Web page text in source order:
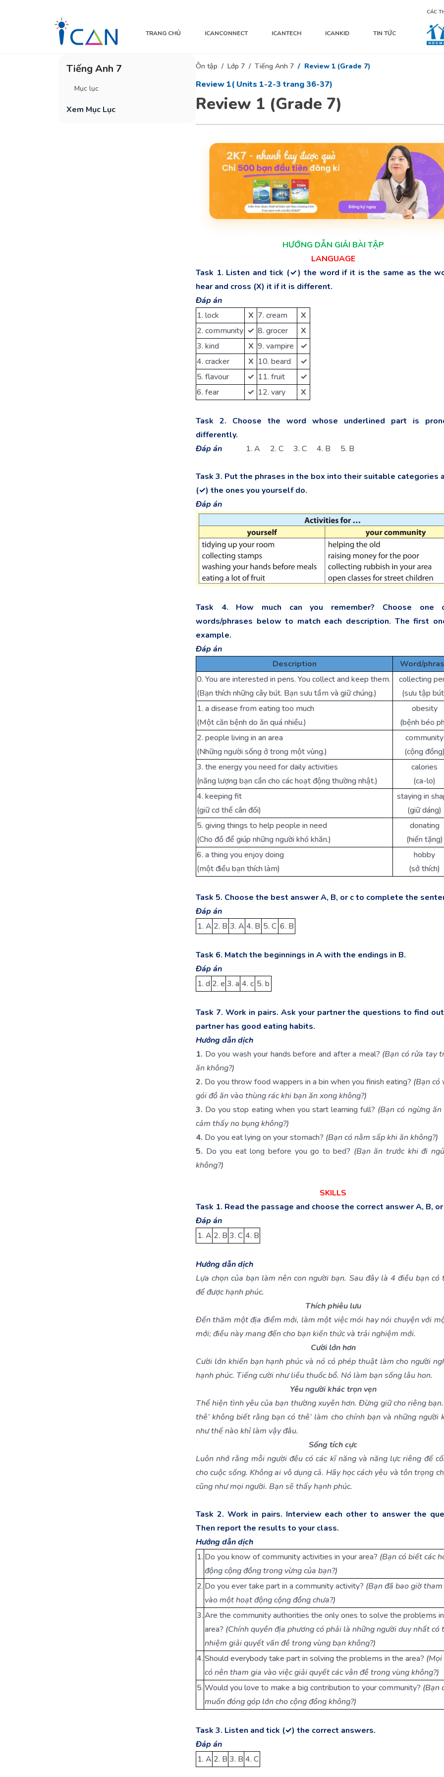
TRANG CHỦ ICANCONNECT ICANTECH ICANKID TIN TỨC
CÁC
Tiếng Anh 7
Mục lục
Xem Mục Lục
Ôn tập Lớp 7 Tiếng Anh 7 Review 1 (Grade 7)
Review 1( Units 1-2-3 trang 36-37)
Review 1 (Grade 7)
HƯỚNG DẪN GIẢI BÀI TẬP
LANGUAGE
Task 1. Listen and tick (✓) the word if it is the same as the
hear and cross (X) it if it is different.
Đáp án
1. lock
X 7. cream
X
2. community ✓ 8. grocer
X
3. kind
X 9. vampire
✓
4. cracker
X 10. beard
✓
5. flavour
✓ 11. fruit
✓
6. fear
✓ 12. vary X
Task 2. Choose the word whose underlined part is
differently.
Đáp án 1. A 2. C 3. C 4. B 5. B
Task 3. Put the phrases in the box into their suitable categories
(✓) the ones you yourself do.
Đáp án
Task 4. How much can you remember? Choose one
words/phrases below to match each description. The first
example.
Đáp án
Description
Word/
0. You are interested in pens. You collect and keep them.
(Bạn thích những cây bút. Bạn sưu tầm và giữ chúng.)
collecting
(sưu tập
1. a disease from eating too much
(Một căn bệnh do ăn quá nhiều.)
obesity
(bệnh béo
2. people living in an area
(Những người sống ở trong một vùng.)
community
(cộng đồng)
3. the energy you need for daily activities
(năng lượng bạn cần cho các hoạt động thường nhật.)
calories
(ca-lo)
4. keeping fit
(giữ cơ thể cân đối)
staying in
(giữ dáng)
5. giving things to help people in need
(Cho đồ để giúp những người khó khăn.)
donating
(hiến tặng)
6. a thing you enjoy doing
(một điều bạn thích làm)
hobby
(sở thích)
Task 5. Choose the best answer A, B, or c to complete the
Đáp án
1. A 2. B 3. A 4. B 5. C 6. B
Task 6. Match the beginnings in A with the endings in B.
Đáp án
1. d 2. e 3. a 4. c 5. b
Task 7. Work in pairs. Ask your partner the questions to find
partner has good eating habits.
Hướng dẫn dịch
1. Do you wash your hands before and after a meal? (Bạn có rửa tay
ăn không?)
2. Do you throw food wappers in a bin when you finish eating? (Bạn có
gói đồ ăn vào thùng rác khi bạn ăn xong không?)
3. Do you stop eating when you start learning full? (Bạn có ngừng
cảm thấy no bụng không?)
4. Do you eat lying on your stomach? (Bạn có nằm sấp khi ăn không?)
5. Do you eat long before you go to bed? (Bạn ăn trước khi đi
không?)
SKILLS
Task 1. Read the passage and choose the correct answer A, B, or
Đáp án
1. A 2. B 3. C 4. B
Hướng dẫn dịch
Lựa chọn của bạn làm nên con người bạn. Sau đây là 4 điều bạn có
để được hạnh phúc.
Thích phiêu lưu
Đến thăm một địa điểm mới, làm một việc mói hay nói chuyện với
mới; điều này mang đến cho bạn kiến thức và trải nghiệm mới.
Cười lớn hơn
Cười lớn khiến bạn hạnh phúc và nó có phép thuật làm cho người
hạnh phúc. Tiếng cười như liều thuốc bổ. Nó làm bạn sống lâu hon.
Yêu người khác trọn vẹn
Thể hiện tình yêu của bạn thường xuyên hơn. Đừng giữ cho riêng
thê’ không biết rằng bạn có thê’ làm cho chính bạn và những người
như thế nào khỉ làm vậy đâu.
Sống tích cực
Luôn nhớ rằng mỗi người đều có các kĩ năng và năng lực riêng đế
cho cuộc sống. Không ai vô dụng cả. Hãy học cách yêu và tôn trọng
cũng như mọi người. Bạn sẽ thấy hạnh phúc.
Task 2. Work in pairs. Interview each other to answer the
Then report the results to your class.
Hướng dẫn dịch
1. Do you know of community activities in your area? (Bạn có biết các
động cộng đồng trong vừng của bạn?)
2. Do you ever take part in a community activity? (Bạn đã bao giờ
vào một hoạt động cộng đồng chưa?)
3.Are the community authorities the only ones to solve the problems
area? (Chính quyền địa phương có phải là những người duy nhất có
nhiệm giải quyết vãn đề trong vùng bạn không?)
4.Should everybody take part in solving the problems in the area?
có nên tham gia vào việc giải quyết các vân đề trong vùng không?)
5.Would you love to make a big contribution to your community? (Bạn
muốn đóng góp lớn cho cộng đồng không?)
Task 3. Listen and tick (✓) the correct answers.
Đáp án
1. A 2. B 3. B 4. C